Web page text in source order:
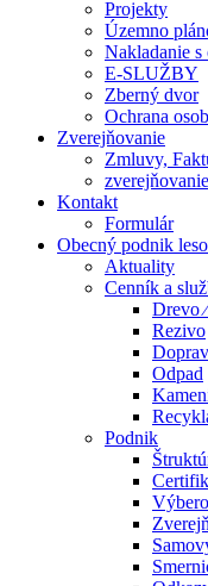
Projekty
Územno
Nakladanie s
E-SLUŽBY
Zberný dvor
Ochrana
Zverejňovanie
Zmluvy,
Kontakt
Formulár
Obecný podnik
Aktuality
Cenník a
Drevo
Rezivo
Odpad
Podnik